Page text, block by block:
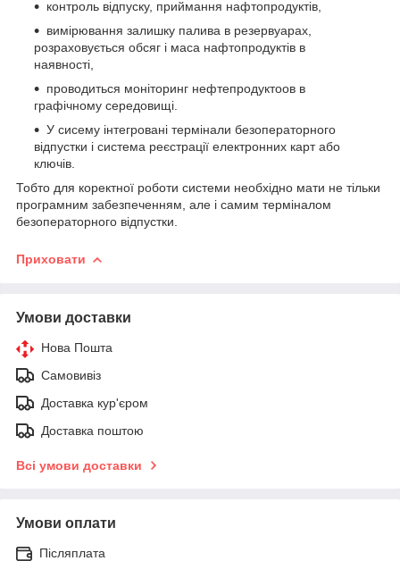
контроль відпуску, приймання нафтопродуктів,
вимірювання залишку палива в резервуарах,
розраховується обсяг і маса нафтопродуктів в
наявності,
проводиться моніторинг нефтепродуктоов в
графічному середовищі.
У сисему інтегровані термінали безоператорного
відпустки і система реєстрації електронних карт або
ключів.
Тобто для коректної роботи системи необхідно мати не тільки
програмним забезпеченням, але і самим терміналом
безоператорного відпустки.
Приховати
Умови доставки
Нова Пошта
Самовивіз
Доставка кур'єром
Доставка поштою
Всі умови доставки
Умови оплати
Післяплата